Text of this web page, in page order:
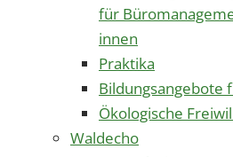
für
innen
Praktika
Bildungsangebote
Ökologische
Waldecho